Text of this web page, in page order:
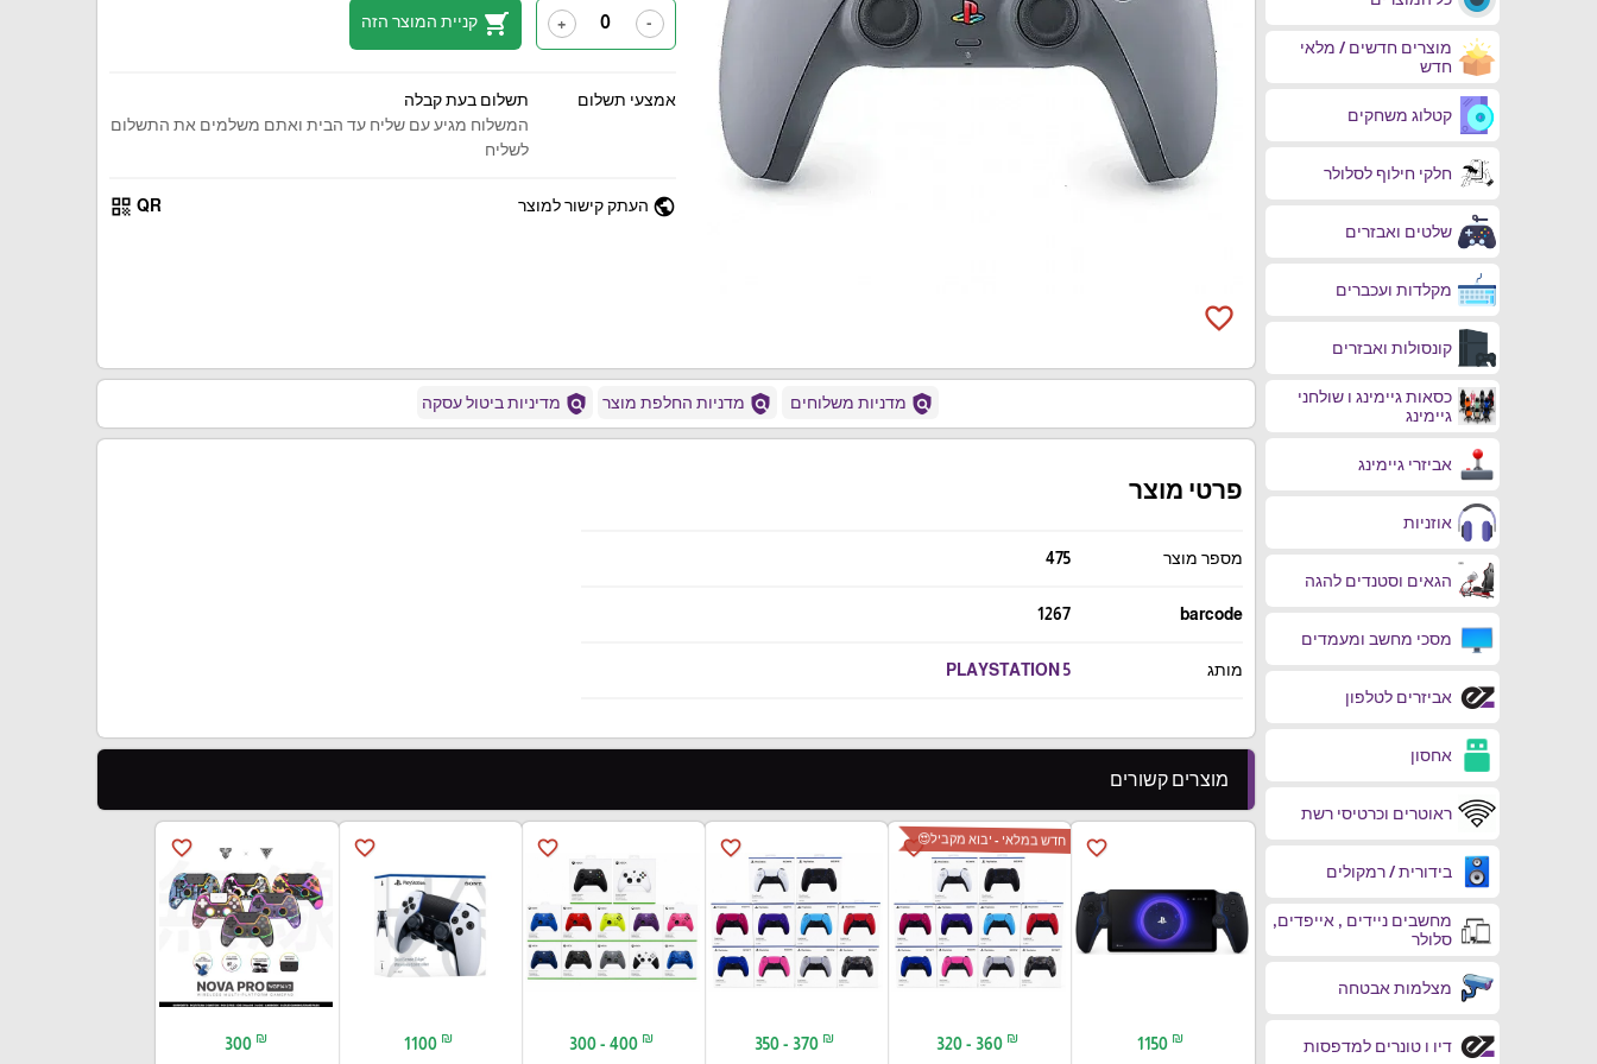
מוצרים חדשים / מלאי
חדש
קטלוג משחקים
חלקי חילוף לסלולר
שלטים ואבזרים
מקלדות ועכברים
קונסולות ואבזרים
כסאות גיימינג ו שולחני
גיימינג
אביזרי גיימינג
אוזניות
הגאים וסטנדים להגה
מסכי מחשב ומעמדים
אביזרים לטלפון
אחסון
ראוטרים וכרטיסי רשת
בידורית / רמקולים
מחשבים ניידים , אייפדים,
סלולר
מצלמות אבטחה
דיו ו טונרים למדפסות
favorite_border
-
+
shopping_cart קניית המוצר הזה
אמצעי תשלום
תשלום בעת קבלה
המשלוח מגיע עם שליח עד הבית ואתם משלמים את התשלום
לשליח
public העתק קישור למוצר QR
qr_code
policy מדניות משלוחים policy מדניות החלפת מוצר policy מדיניות ביטול עסקה
פרטי מוצר
מספר מוצר 475
barcode
1267
מותג PLAYSTATION 5
מוצרים קשורים
favorite_border
1150 ₪
favorite_borderחדש במלאי - יבוא מקביל😍
320 - 360 ₪
favorite_border
350 - 370 ₪
favorite_border
300 - 400 ₪
favorite_border
1100 ₪
favorite_border
300 ₪